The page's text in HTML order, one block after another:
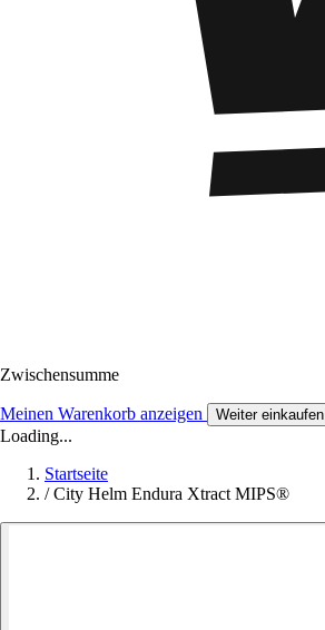
Zwischensumme
Meinen Warenkorb anzeigen Weiter einkaufen
Loading...
Startseite
/ City Helm Endura Xtract MIPS®